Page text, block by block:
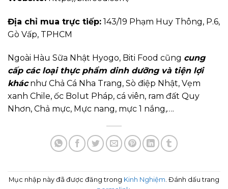
Địa chỉ mua trực tiếp: 143/19 Phạm Huy Thông, P.6,
Gò Vấp, TPHCM
Ngoài Hàu Sữa Nhật Hyogo, Biti Food cũng cung
cấp các loại thực phẩm dinh dưỡng và tiện lợi
khácnhư Chả Cá Nha Trang, Sò điệp Nhật, Vẹm
xanh Chile, ốc Bolut Pháp, cá viên, ram đất Quy
Nhơn, Chả mực, Mực nang, mực 1 nắng,….
Mục nhập này đã được đăng trong Kinh Nghiệm . Đánh dấu trang